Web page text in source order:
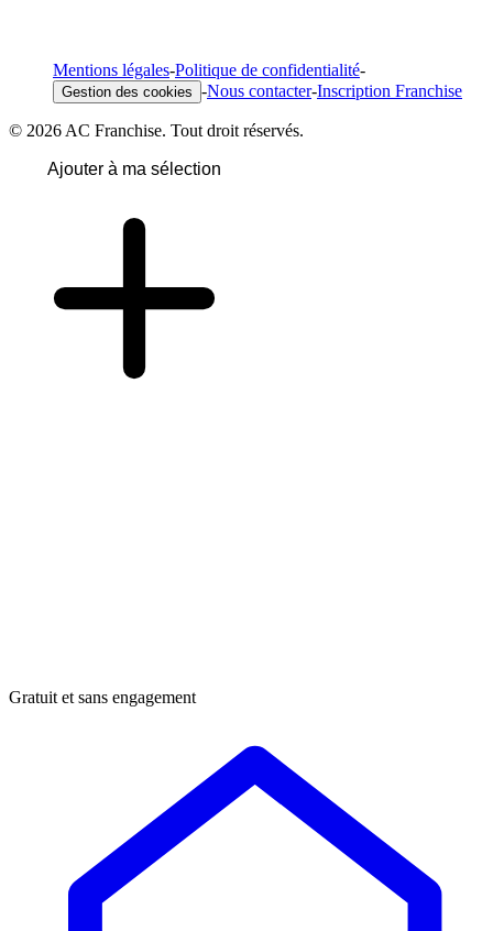
Mentions légales-Politique de confidentialité-
Gestion des cookies -Nous contacter-Inscription Franchise
© 2026 AC Franchise. Tout droit réservés.
Ajouter à ma sélection
Gratuit et sans engagement